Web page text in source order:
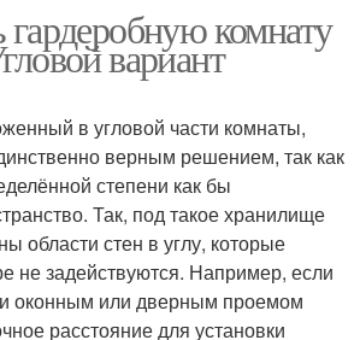
гардеробную комнату
вариант
в угловой части комнаты,
верным решением, так как
степени как бы
Так, под такое хранилище
области стен в углу, которые
не задействуются. Например, если
оконным или дверным проемом
расстояние для установки